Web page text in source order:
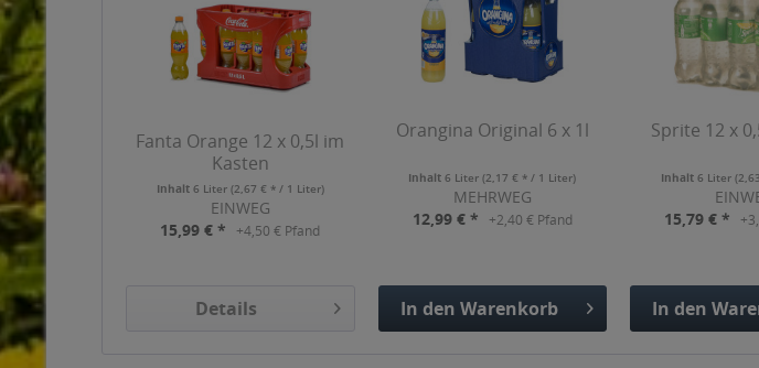
Fanta Orange 12 x 0,5l im
Kasten
Inhalt 6 Liter (2,67 € * / 1 Liter)
EINWEG
15,99 € *
+4,50 € Pfand
Details
Orangina Original 6 x 1l
Inhalt6 Liter(2,17 € * / 1 Liter)
MEHRWEG
12,99 € *
+2,40 € Pfand
In den Warenkorb
Sprite 12 x
Inhalt 6 Liter
15,79 € *
In den